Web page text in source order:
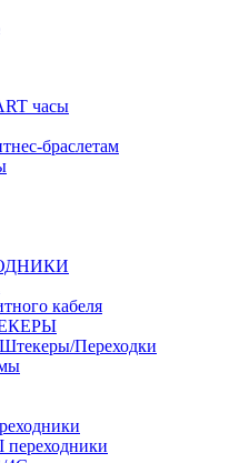
часы
браслетам
кабеля
Переходки